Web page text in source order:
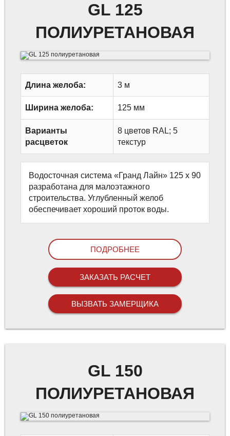
GL 125
ПОЛИУРЕТАНОВАЯ
Длина желоба: 3 м
Ширина желоба: 125 мм
Варианты
расцветок
8 цветов RAL; 5
текстур
Водосточная система «Гранд Лайн» 125 х 90
разработана для малоэтажного
строительства. Углубленный желоб
обеспечивает хороший проток воды.
ПОДРОБНЕЕ
ЗАКАЗАТЬ РАСЧЕТ
ВЫЗВАТЬ ЗАМЕРЩИКА
GL 150
ПОЛИУРЕТАНОВАЯ